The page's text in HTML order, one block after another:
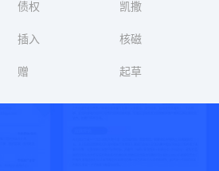
债权 凯撒
插入 核磁
赠 起草